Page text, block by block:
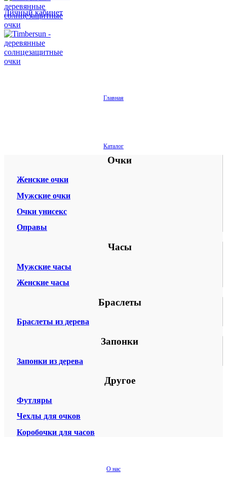
Личный кабинет
Главная
Каталог
Очки
Женские очки
Мужские очки
Очки унисекс
Оправы
Часы
Мужские часы
Женские часы
Браслеты
Браслеты из дерева
Запонки
Запонки из дерева
Другое
Футляры
Чехлы для очков
Коробочки для часов
О нас